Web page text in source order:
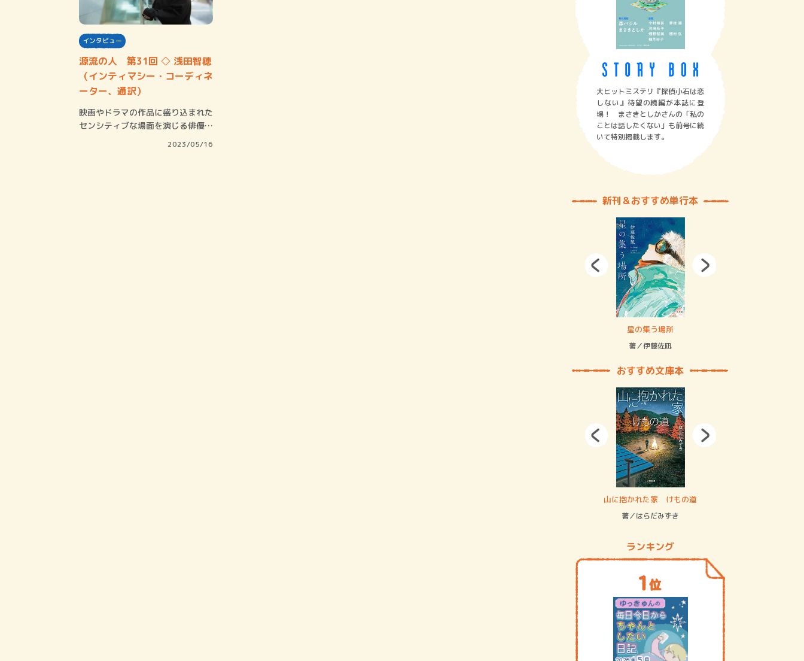
インタビュー
源流の人 第31回 ◇ 浅田智穂
（インティマシー・コーディネ
ーター、通訳）
映画やドラマの作品に盛り込まれた
センシティブな場面を演じる俳優に
2023/05/16
大ヒットミステリ『探偵小石は恋
しない』待望の続編が本誌に登
場！ まさきとしかさんの「私の
ことは話したくない」も前号に続
いて特別掲載します。
新刊＆おすすめ単行本
星の集う場所
著／伊藤佐凪
おすすめ文庫本
山に抱かれた家 けもの道
著／はらだみずき
ランキング